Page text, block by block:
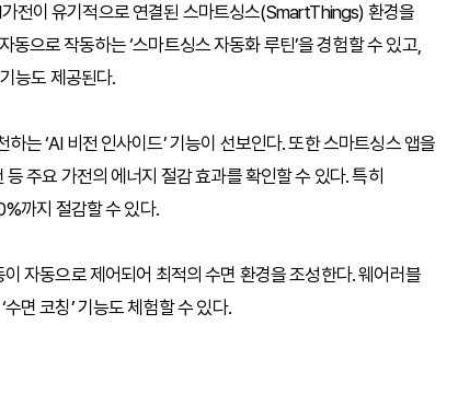
전이 유기적으로 연결된 스마트싱스(SmartThings) 환경을
으로 작동하는 ‘스마트싱스 자동화 루틴’을 경험할 수 있고,
능도 제공된다.
는 ‘AI 비전 인사이드’ 기능이 선보인다. 또한 스마트싱스 앱을
주요 가전의 에너지 절감 효과를 확인할 수 있다. 특히
까지 절감할 수 있다.
자동으로 제어되어 최적의 수면 환경을 조성한다. 웨어러블
면 코칭’ 기능도 체험할 수 있다.